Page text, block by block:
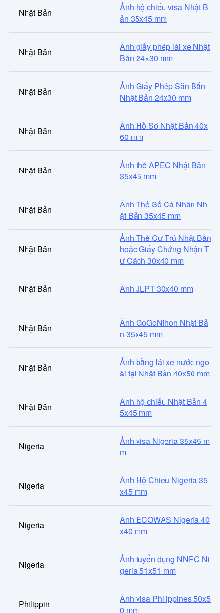
Nhật Bản
Ảnh hộ chiếu visa Nhật B
ản 35x45 mm
Nhật Bản
Ảnh giấy phép lái xe Nhật
Bản 24×30 mm
Nhật Bản
Ảnh Giấy Phép Săn Bắn
Nhật Bản 24x30 mm
Nhật Bản
Ảnh Hồ Sơ Nhật Bản 40x
60 mm
Nhật Bản
Ảnh thẻ APEC Nhật Bản
35x45 mm
Nhật Bản
Ảnh Thẻ Số Cá Nhân Nh
ật Bản 35x45 mm
Nhật Bản
Ảnh Thẻ Cư Trú Nhật Bản
hoặc Giấy Chứng Nhận T
ư Cách 30x40 mm
Nhật Bản Ảnh JLPT 30x40 mm
Nhật Bản
Ảnh GoGoNihon Nhật Bả
n 35x45 mm
Nhật Bản
Ảnh bằng lái xe nước ngo
ài tại Nhật Bản 40x50 mm
Nhật Bản
Ảnh hộ chiếu Nhật Bản 4
5x45 mm
Nigeria
Ảnh visa Nigeria 35x45 m
m
Nigeria
Ảnh Hộ Chiếu Nigeria 35
x45 mm
Nigeria
Ảnh ECOWAS Nigeria 40
x40 mm
Nigeria
Ảnh tuyển dụng NNPC Ni
geria 51x51 mm
Philippin
Ảnh visa Philippines 50x5
0 mm